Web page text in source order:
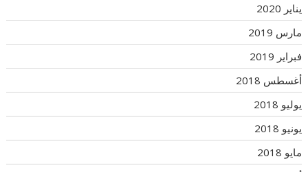
يناير 2020
مارس 2019
فبراير 2019
أغسطس 2018
يوليو 2018
يونيو 2018
مايو 2018